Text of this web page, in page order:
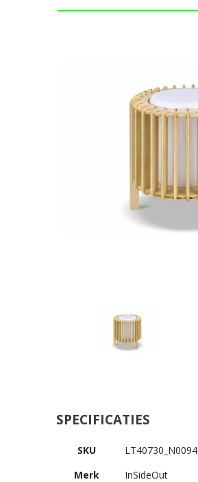
SPECIFICATIES
SKU
LT40730_N0094
Merk
InSideOut